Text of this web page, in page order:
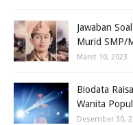
Jawaban
Murid SMP/
Maret 10, 2023
Biodata
Wanita
Desember 30,